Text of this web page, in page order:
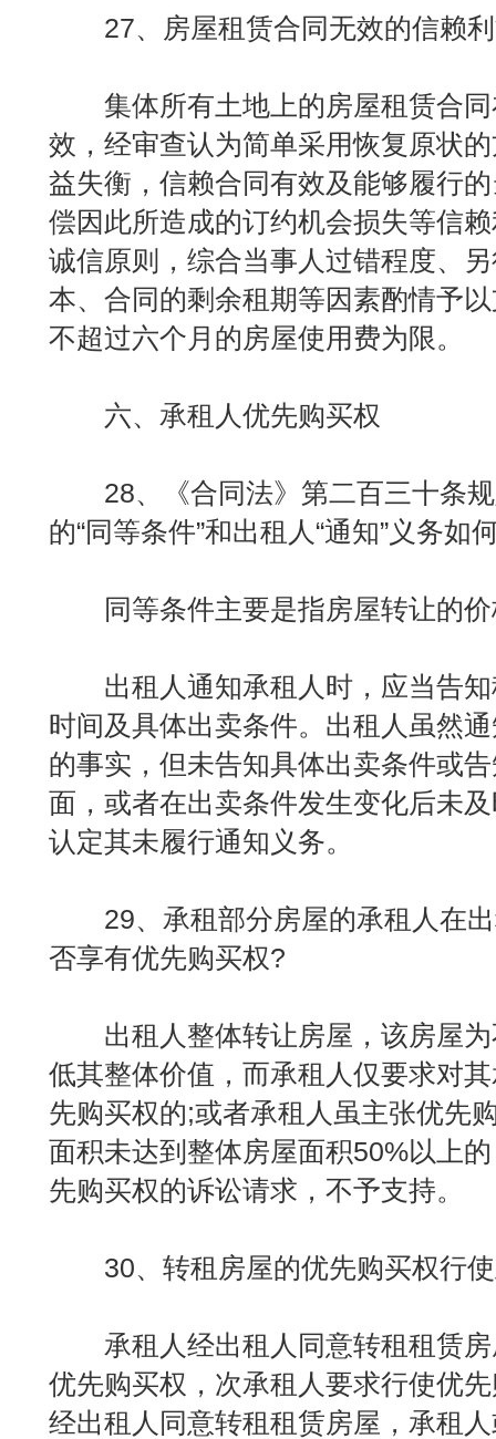
27、房屋租赁合同无效的信赖利
集体所有土地上的房屋租赁合同
效，经审查认为简单采用恢复原状
益失衡，信赖合同有效及能够履行
偿因此所造成的订约机会损失等信
诚信原则，综合当事人过错程度、
本、合同的剩余租期等因素酌情予
不超过六个月的房屋使用费为限。
六、承租人优先购买权
28、《合同法》第二百三十条规
的“同等条件”和出租人“通知”义务如
同等条件主要是指房屋转让的价
出租人通知承租人时，应当告知
时间及具体出卖条件。出租人虽然
的事实，但未告知具体出卖条件或
面，或者在出卖条件发生变化后未
认定其未履行通知义务。
29、承租部分房屋的承租人在出
否享有优先购买权?
出租人整体转让房屋，该房屋为
低其整体价值，而承租人仅要求对
先购买权的;或者承租人虽主张优先
面积未达到整体房屋面积50%以上
先购买权的诉讼请求，不予支持。
30、转租房屋的优先购买权行使
承租人经出租人同意转租租赁房
优先购买权，次承租人要求行使优
经出租人同意转租租赁房屋，承租